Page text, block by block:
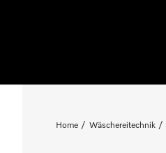
Home Wäschereitechnik